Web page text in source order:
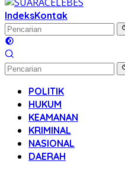
IndeksKontak
POLITIK
HUKUM
KEAMANAN
KRIMINAL
NASIONAL
DAERAH